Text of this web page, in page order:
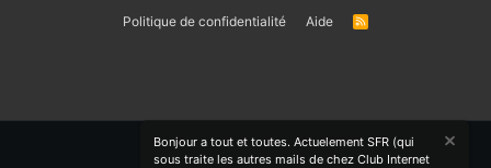
Politique de confidentialité
Aide
R
Bonjour a tout et toutes. Actuelement SFR (qui
sous traite les autres mails de chez Club Internet